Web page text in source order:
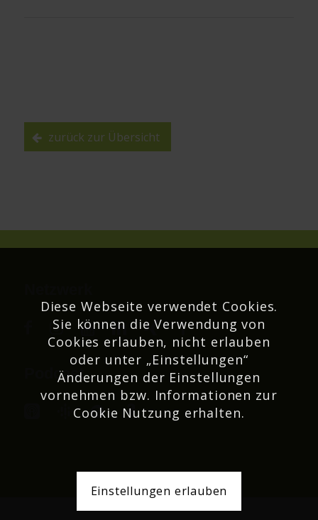
zurück zur Übersicht
Podcast
Diese Webseite verwendet Cookies.
Sie können die Verwendung von
Cookies erlauben, nicht erlauben
oder unter „Einstellungen“
Änderungen der Einstellungen
vornehmen bzw. Informationen zur
Cookie Nutzung erhalten.
Einstellungen erlauben